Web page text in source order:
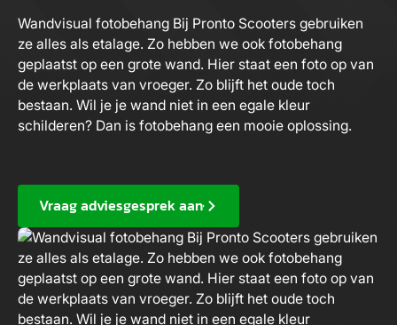
Wandvisual fotobehang Bij Pronto Scooters gebruiken
ze alles als etalage. Zo hebben we ook fotobehang
geplaatst op een grote wand. Hier staat een foto op van
de werkplaats van vroeger. Zo blijft het oude toch
bestaan. Wil je je wand niet in een egale kleur
schilderen? Dan is fotobehang een mooie oplossing.
Vraag adviesgesprek aan